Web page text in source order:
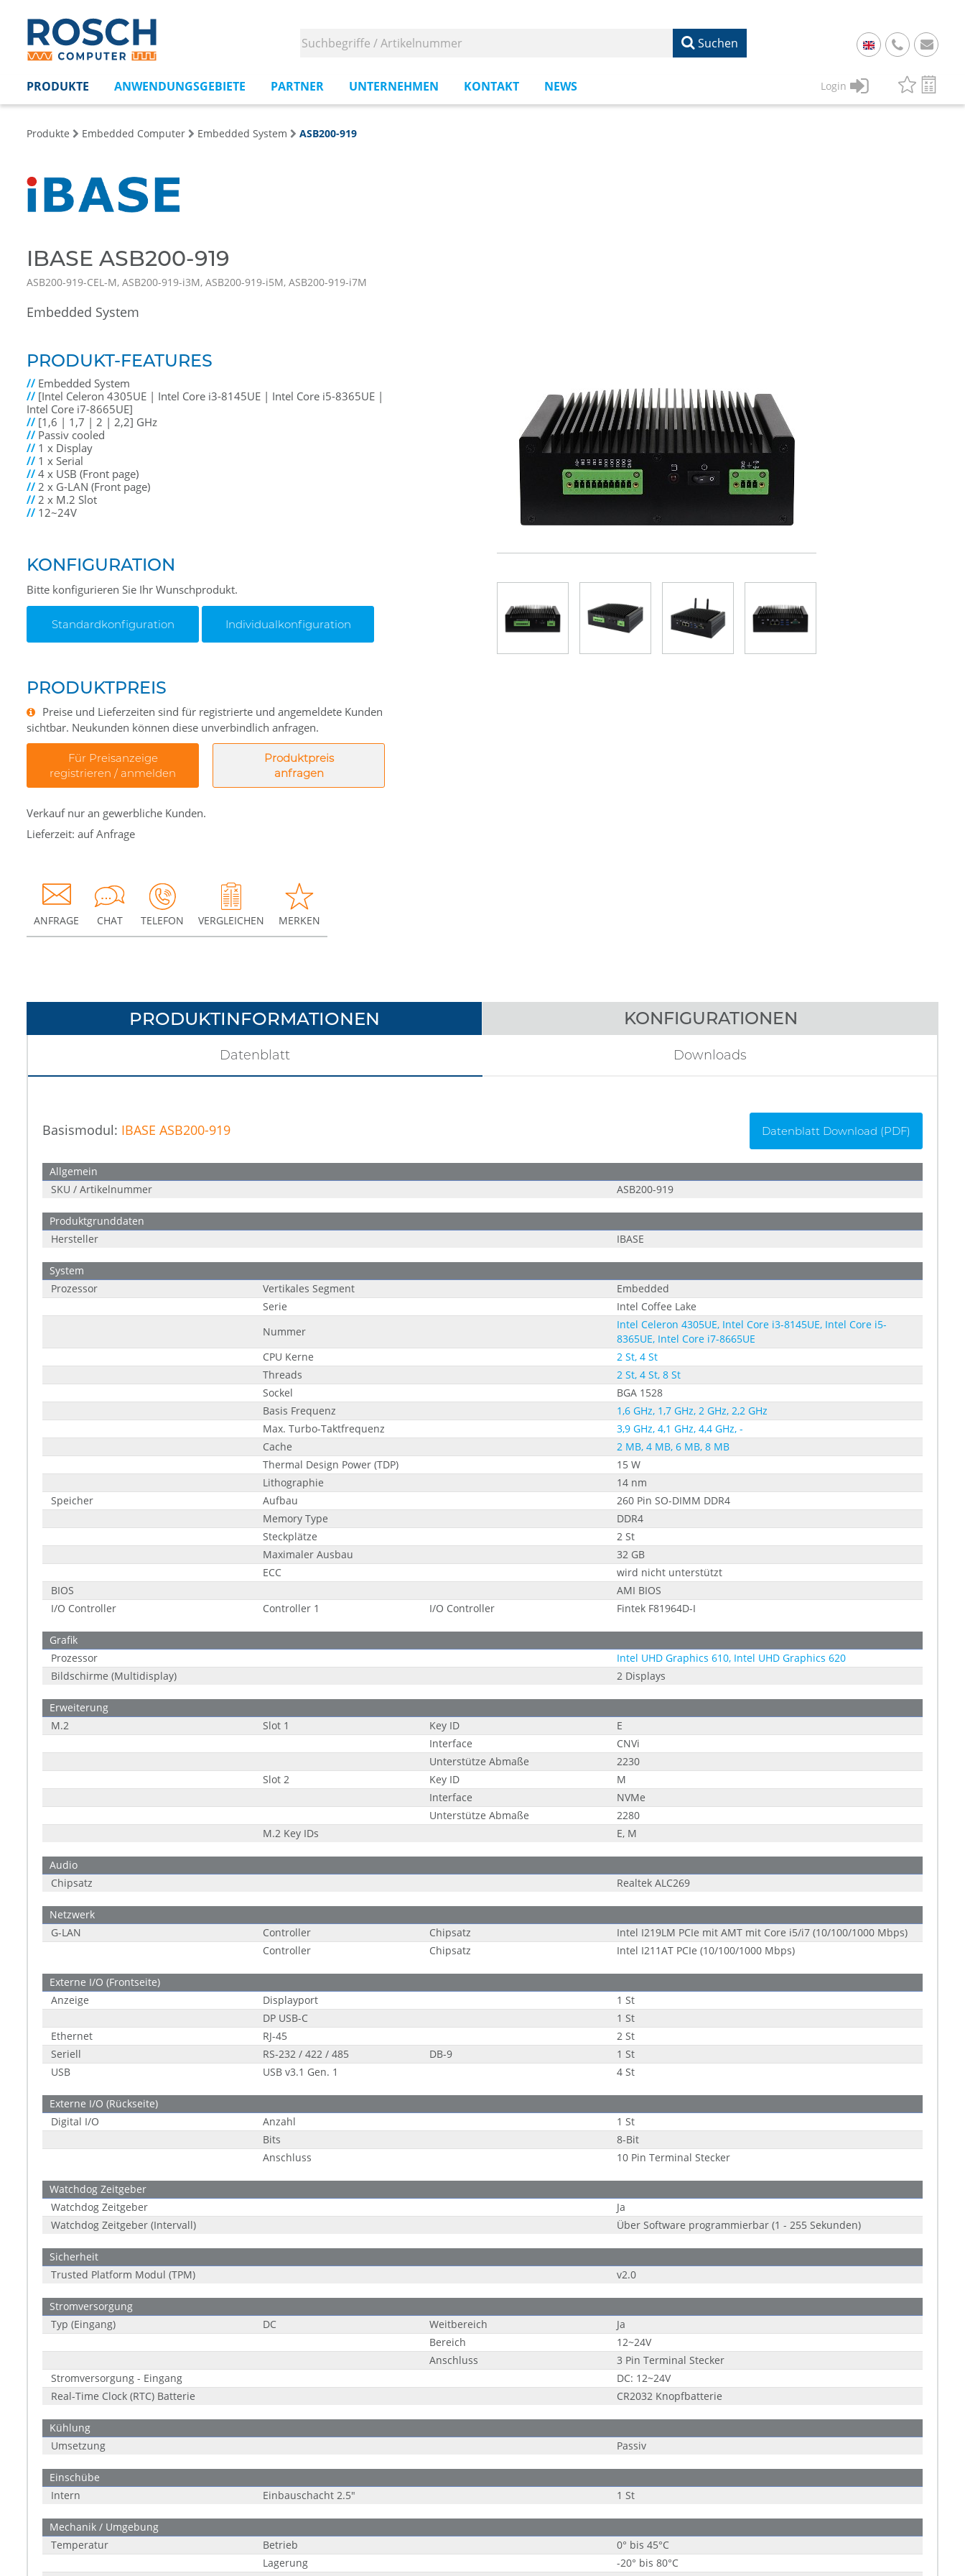
Suchen
49
PRODUKTE ANWENDUNGSGEBIETE PARTNER UNTERNEHMEN KONTAKT NEWS Login
Produkte Embedded Computer Embedded System ASB200-919
IBASE ASB200-919
ASB200-919-CEL-M, ASB200-919-i3M, ASB200-919-i5M, ASB200-919-i7M
Embedded System
PRODUKT-FEATURES
// Embedded System
// [Intel Celeron 4305UE | Intel Core i3-8145UE | Intel Core i5-8365UE |
Intel Core i7-8665UE]
// [1,6 | 1,7 | 2 | 2,2] GHz
// Passiv cooled
// 1 x Display
// 1 x Serial
//4 x USB (Front page)
//2 x G-LAN (Front page)
//2 x M.2 Slot
// 12~24V
KONFIGURATION
Bitte konfigurieren Sie Ihr Wunschprodukt.
Standardkonfiguration Individualkonfiguration
PRODUKTPREIS
Preise und Lieferzeiten sind für registrierte und angemeldete Kunden
sichtbar. Neukunden können diese unverbindlich anfragen.
Für Preisanzeige
registrieren / anmelden
Produktpreis
anfragen
Verkauf nur an gewerbliche Kunden.
Lieferzeit: auf Anfrage
ANFRAGE CHAT TELEFON VERGLEICHEN MERKEN
PRODUKTINFORMATIONEN KONFIGURATIONEN
Datenblatt Downloads
Basismodul: IBASE ASB200-919 Datenblatt Download (PDF)
Allgemein
SKU / Artikelnummer
ASB200-919
Produktgrunddaten
Hersteller
IBASE
System
Prozessor
Vertikales Segment
Embedded
Serie
Intel Coffee Lake
Nummer
Intel Celeron 4305UE, Intel Core i3-8145UE, Intel Core i5-
8365UE, Intel Core i7-8665UE
CPU Kerne
2 St, 4 St
Threads
2 St, 4 St, 8 St
Sockel
BGA 1528
Basis Frequenz
1,6 GHz, 1,7 GHz, 2 GHz, 2,2 GHz
Max. Turbo-Taktfrequenz
3,9 GHz, 4,1 GHz, 4,4 GHz, -
Cache
2 MB, 4 MB, 6 MB, 8 MB
Thermal Design Power (TDP)
15 W
Lithographie
14 nm
Speicher
Aufbau
260 Pin SO-DIMM DDR4
Memory Type
DDR4
Steckplätze
2 St
Maximaler Ausbau
32 GB
ECC
wird nicht unterstützt
BIOS
AMI BIOS
I/O Controller
Controller 1 I/O Controller Fintek F81964D-I
Grafik
Prozessor
Intel UHD Graphics 610, Intel UHD Graphics 620
Bildschirme (Multidisplay)
2 Displays
Erweiterung
M.2
Slot 1 Key ID
E
Interface
CNVi
Unterstütze Abmaße
2230
Slot 2
Key ID
M
Interface
NVMe
Unterstütze Abmaße
2280
M.2 Key IDs
E, M
Audio
Chipsatz
Realtek ALC269
Netzwerk
G-LAN
Controller Chipsatz
Intel I219LM PCIe mit AMT mit Core i5/i7 (10/100/1000 Mbps)
Controller
Chipsatz Intel I211AT PCIe (10/100/1000 Mbps)
Externe I/O (Frontseite)
Anzeige
Displayport
1 St
DP USB-C
1 St
Ethernet
RJ-45
2 St
Seriell
RS-232 / 422 / 485 DB-9
1 St
USB
USB v3.1 Gen. 1 4 St
Externe I/O (Rückseite)
Digital I/O
Anzahl
1 St
Bits
8-Bit
Anschluss
10 Pin Terminal Stecker
Watchdog Zeitgeber
Watchdog Zeitgeber
Ja
Watchdog Zeitgeber (Intervall)
Über Software programmierbar (1 - 255 Sekunden)
Sicherheit
Trusted Platform Modul (TPM)
v2.0
Stromversorgung
Typ (Eingang)
DC Weitbereich
Ja
Bereich
12~24V
Anschluss
3 Pin Terminal Stecker
Stromversorgung - Eingang
DC: 12~24V
Real-Time Clock (RTC) Batterie
CR2032 Knopfbatterie
Kühlung
Umsetzung
Passiv
Einschübe
Intern
Einbauschacht 2.5" 1 St
Mechanik / Umgebung
Temperatur
Betrieb
0° bis 45°C
Lagerung
-20° bis 80°C